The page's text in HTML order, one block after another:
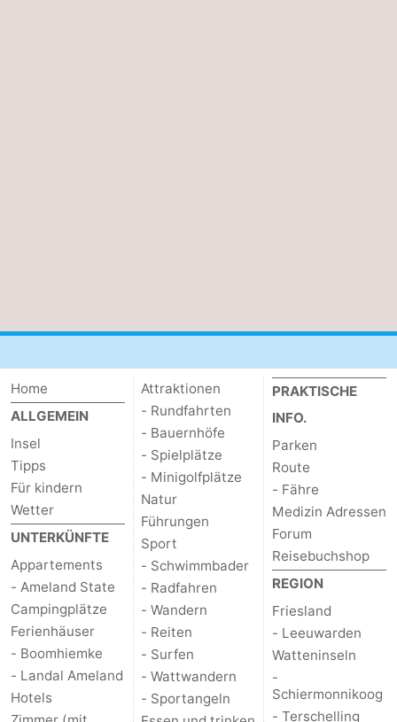
Home
ALLGEMEIN
Insel
Tipps
Für kindern
Wetter
UNTERKÜNFTE
Appartements
- Ameland State
Campingplätze
Ferienhäuser
- Boomhiemke
- Landal Ameland
Hotels
Attraktionen
- Rundfahrten
- Bauernhöfe
- Spielplätze
- Minigolfplätze
Natur
Führungen
Sport
- Schwimmbader
- Radfahren
- Wandern
- Reiten
- Surfen
- Wattwandern
- Sportangeln
PRAKTISCHE
INFO.
Parken
Route
- Fähre
Medizin Adressen
Forum
Reisebuchshop
REGION
Friesland
- Leeuwarden
Watteninseln
-
Schiermonnikoog
- Terschelling